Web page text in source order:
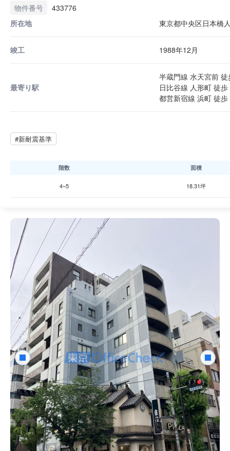
物件番号
433776
所在地
東京都中央区日本橋
竣工 1988年12月
最寄り駅
半蔵門線 水天宮前
日比谷線 人形町 徒
都営新宿線 浜町 徒歩
#新耐震基準
階数 面積
4~5 18.31坪